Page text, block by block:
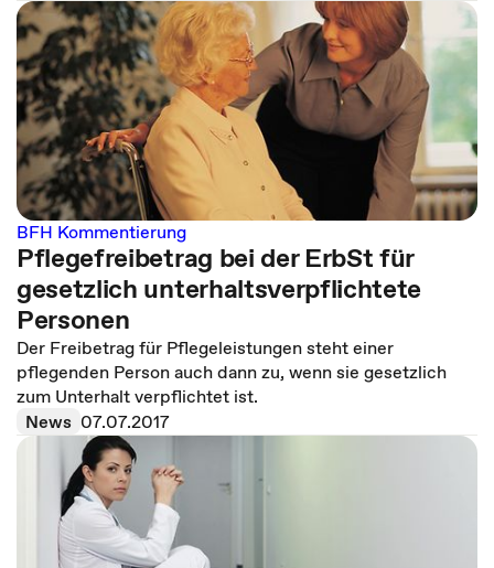
BFH Kommentierung
Pflegefreibetrag bei der ErbSt für
gesetzlich unterhaltsverpflichtete
Personen
Der Freibetrag für Pflegeleistungen steht einer
pflegenden Person auch dann zu, wenn sie gesetzlich
zum Unterhalt verpflichtet ist.
News 07.07.2017